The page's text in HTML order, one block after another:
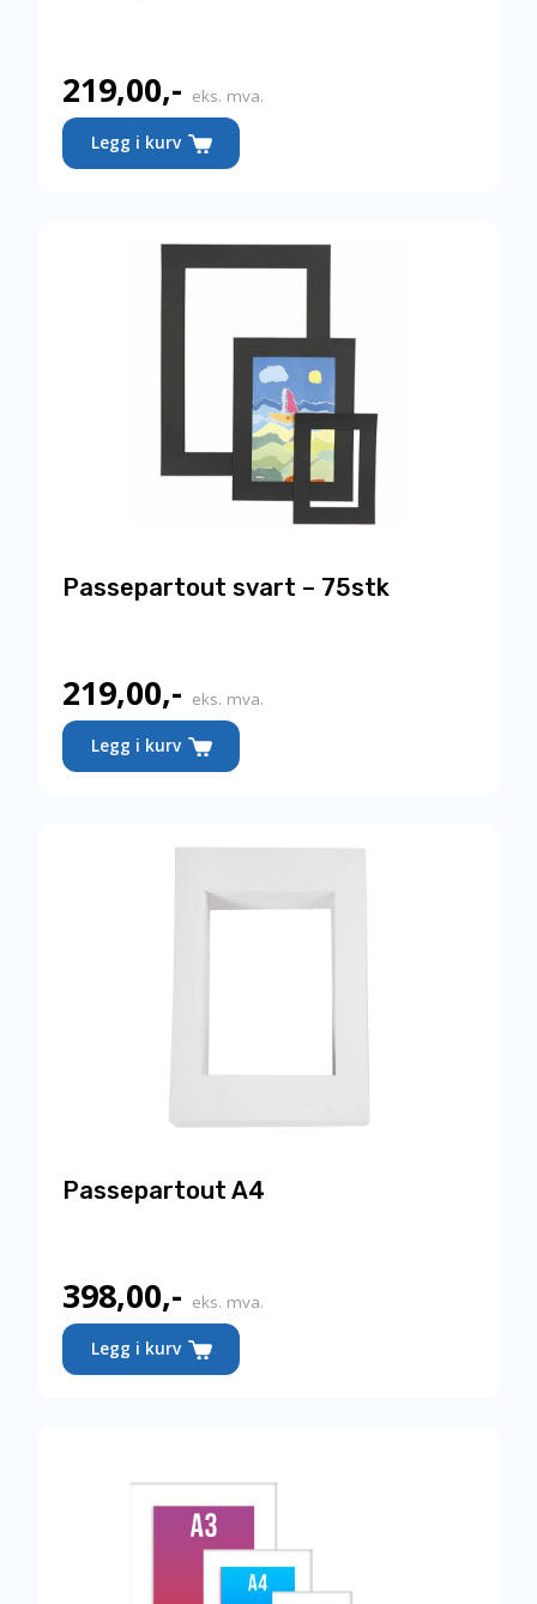
219,00,- eks. mva.
Legg i kurv
Passepartout svart – 75stk
219,00,- eks. mva.
Legg i kurv
Passepartout A4
398,00,- eks. mva.
Legg i kurv